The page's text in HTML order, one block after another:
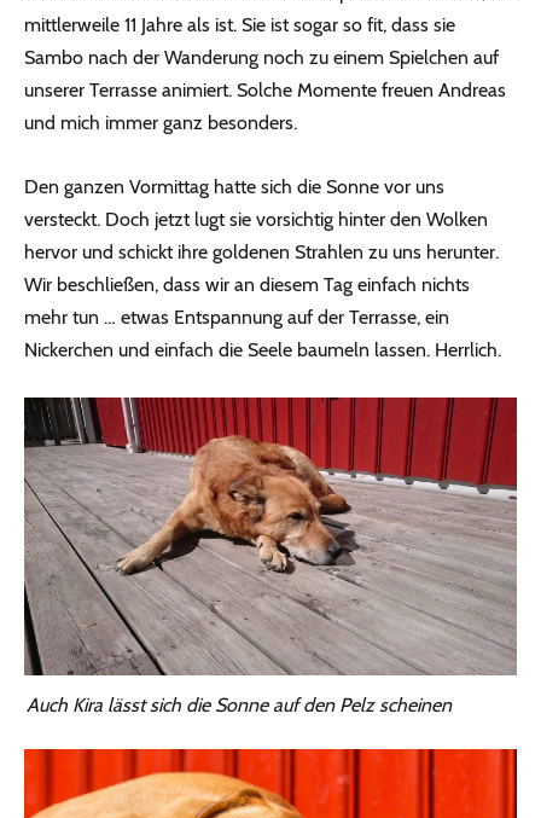
mittlerweile 11 Jahre als ist. Sie ist sogar so fit, dass sie
Sambo nach der Wanderung noch zu einem Spielchen auf
unserer Terrasse animiert. Solche Momente freuen Andreas
und mich immer ganz besonders.
Den ganzen Vormittag hatte sich die Sonne vor uns
versteckt. Doch jetzt lugt sie vorsichtig hinter den Wolken
hervor und schickt ihre goldenen Strahlen zu uns herunter.
Wir beschließen, dass wir an diesem Tag einfach nichts
mehr tun … etwas Entspannung auf der Terrasse, ein
Nickerchen und einfach die Seele baumeln lassen. Herrlich.
Auch Kira lässt sich die Sonne auf den Pelz scheinen